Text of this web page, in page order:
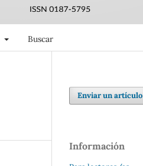
Buscar
Enviar un artículo
Información